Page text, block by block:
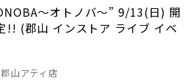
～オトノバ～” 9/13(日) 開
!! (郡山 インストア ライブ イベ
郡山アティ店